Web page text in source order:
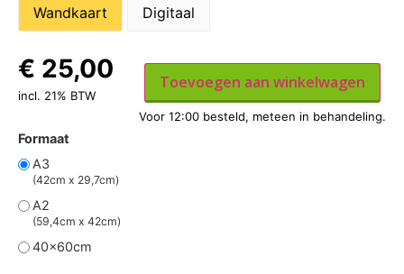
Wandkaart Digitaal
Formaat
A3
(42cm x 29,7cm)
A2
(59,4cm x 42cm)
40x60cm
€ 25,00
incl. 21% BTW
Toevoegen aan winkelwagen